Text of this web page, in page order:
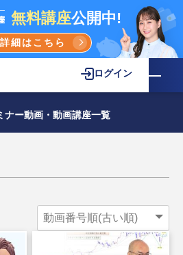
無料講座公開中!
詳細はこちら
ログイン
ナー動画・動画講座一覧